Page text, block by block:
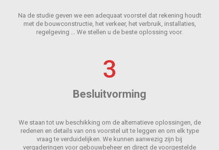
Na de studie geven we een adequaat voorstel dat rekening houdt
met de bouwconstructie, het verkeer, het verbruik, installaties,
regelgeving … We stellen u de beste oplossing voor.
3
Besluitvorming
We staan tot uw beschikking om de alternatieve oplossingen, de
redenen en details van ons voorstel uit te leggen en om elk type
vraag te verduidelijken. We kunnen aanwezig zijn bij
vergaderingen voor gebouwbeheer en direct de voorgestelde